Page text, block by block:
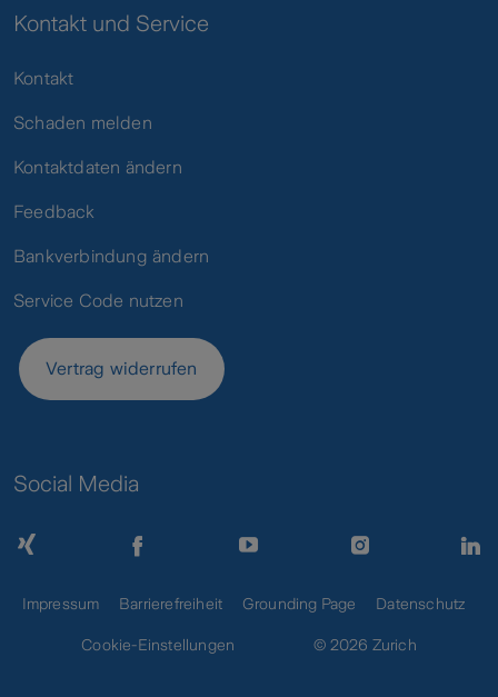
Kontakt und Service
Kontakt
Schaden melden
Kontaktdaten ändern
Feedback
Bankverbindung ändern
Service Code nutzen
Vertrag widerrufen
Social Media
Impressum Barrierefreiheit Grounding Page Datenschutz
Cookie-Einstellungen © 2026 Zurich